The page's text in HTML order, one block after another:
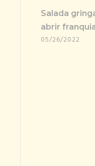
Salada
abrir
05/26/2022